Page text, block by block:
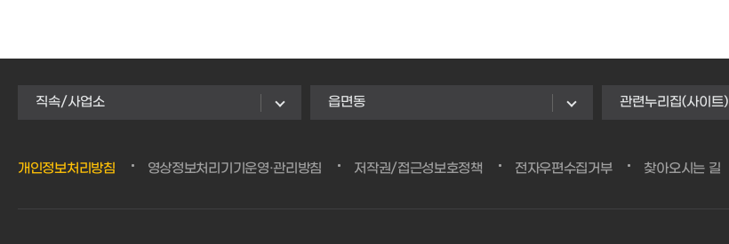
직속/사업소 읍면동 관련누리집(사이트)
개인정보처리방침 영상정보처리기기운영·관리방침 저작권/접근성보호정책 전자우편수집거부 찾아오시는 길